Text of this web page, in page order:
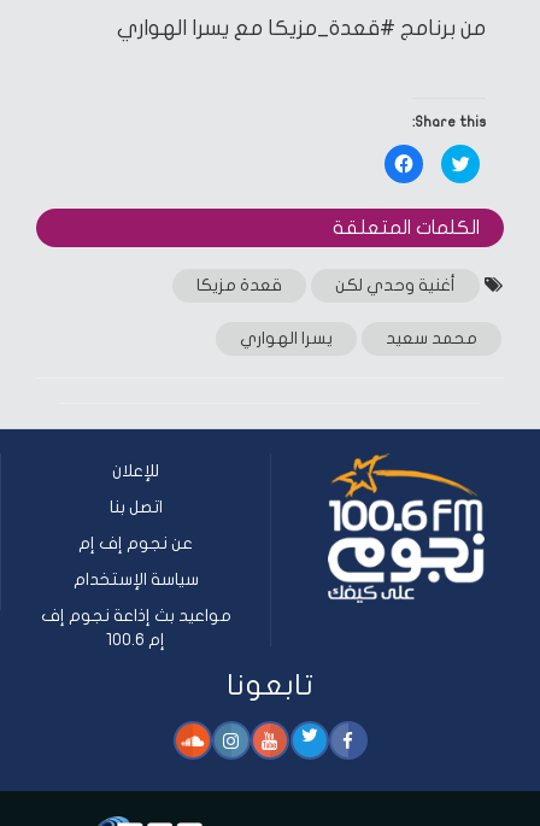
من برنامج #قعدة_مزيكا مع يسرا الهواري
Share this:
Click
to
share
Twitter
(Opens
in
window)
Click
to
Facebook
(Opens
in
window)
الكلمات المتعلقة‎
أغنية وحدي لكن قعدة مزيكا
محمد سعيد يسرا الهواري
للإعلان
اتصل بنا
عن نجوم إف إم
سياسة الإستخدام
مواعيد بث إذاعة نجوم إف
إم 100.6
تابعونا